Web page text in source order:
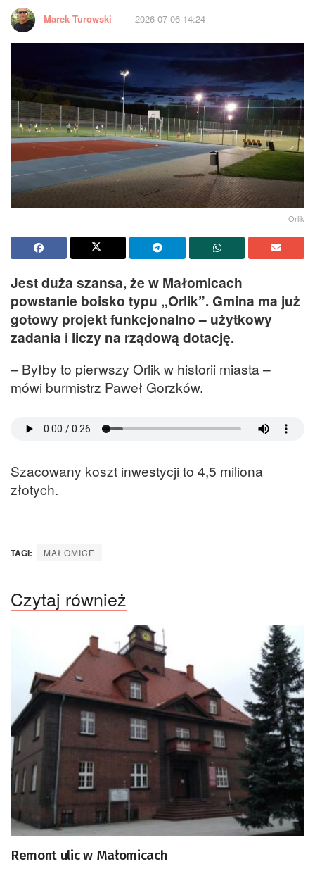
Marek Turowski 2026-07-06 14:24
Orlik
Jest duża szansa, że w Małomicach
powstanie boisko typu „Orlik”. Gmina ma już
gotowy projekt funkcjonalno – użytkowy
zadania i liczy na rządową dotację.
– Byłby to pierwszy Orlik w historii miasta –
mówi burmistrz Paweł Gorzków.
Szacowany koszt inwestycji to 4,5 miliona
złotych.
TAGI: MAŁOMICE
Czytaj również
Remont ulic w Małomicach